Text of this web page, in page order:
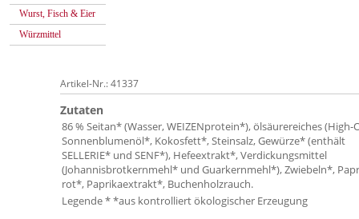
Wurst, Fisch & Eier
Würzmittel
Artikel-Nr.: 41337
Zutaten
86 % Seitan* (Wasser, WEIZENprotein*), ölsäurereiches (High-
Sonnenblumenöl*, Kokosfett*, Steinsalz, Gewürze* (enthält
SELLERIE* und SENF*), Hefeextrakt*, Verdickungsmittel
(Johannisbrotkernmehl* und Guarkernmehl*), Zwiebeln*,
rot*, Paprikaextrakt*, Buchenholzrauch.
Legende * *aus kontrolliert ökologischer Erzeugung